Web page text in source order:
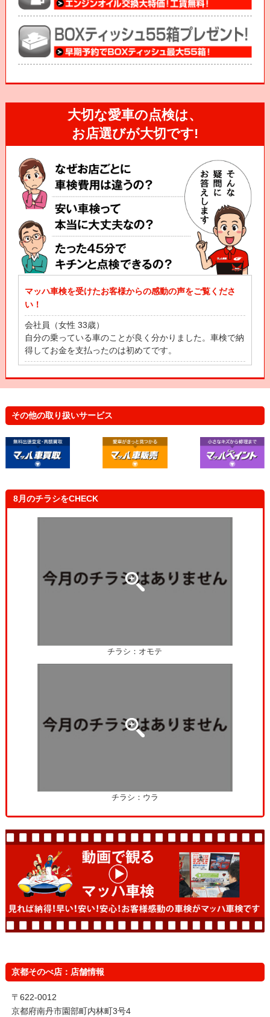
大切な愛車の点検は、
お店選びが大切です!
マッハ車検を受けたお客様からの感動の声をご覧くださ
い！
会社員（女性 33歳）
自分の乗っている車のことが良く分かりました。車検で納
得してお金を支払ったのは初めてです。
動したよ！
自分の車と一緒に健康診断を受けたみたいで楽しかったで
す！これで安心して車に乗れます！
その他の取り扱いサービス
8月のチラシをCHECK
チラシ：オモテ
チラシ：ウラ
京都そのべ店：店舗情報
〒622-0012
京都府南丹市園部町内林町3号4